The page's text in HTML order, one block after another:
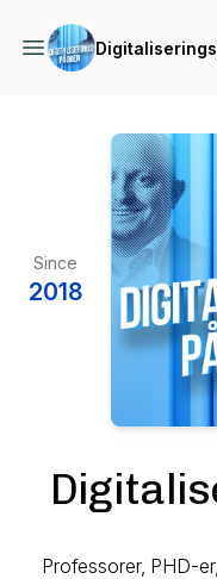
Since
2018
Professorer, PHD-